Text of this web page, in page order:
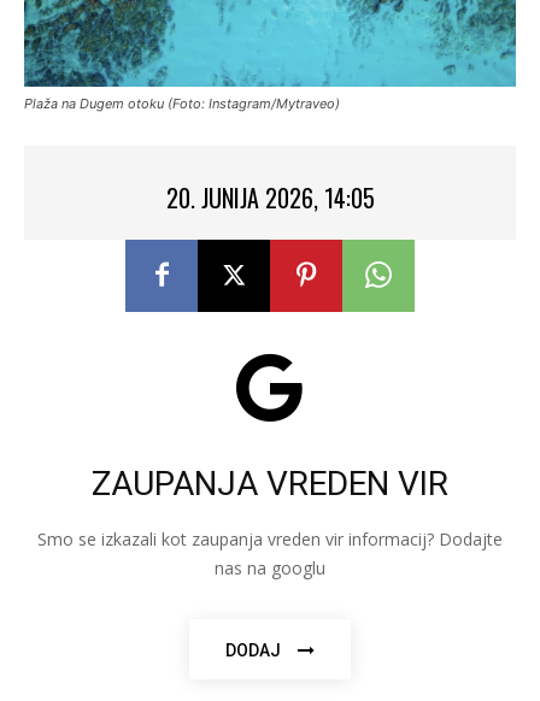
Plaža na Dugem otoku (Foto: Instagram/Mytraveo)
20. JUNIJA 2026, 14:05
ZAUPANJA VREDEN VIR
Smo se izkazali kot zaupanja vreden vir informacij? Dodajte
nas na googlu
DODAJ